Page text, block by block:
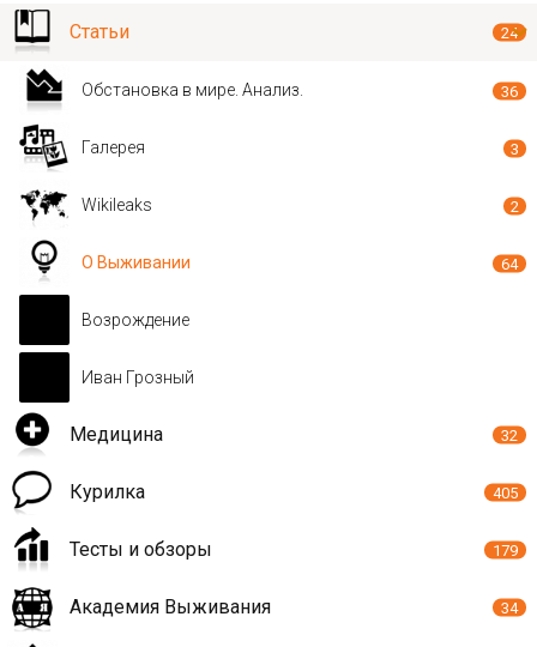
Статьи 24
Обстановка в мире. Анализ. 36
Галерея 3
Wikileaks 2
О Выживании 64
Возрождение
Иван Грозный
Медицина 32
Курилка 405
Тесты и обзоры 179
Академия Выживания 34